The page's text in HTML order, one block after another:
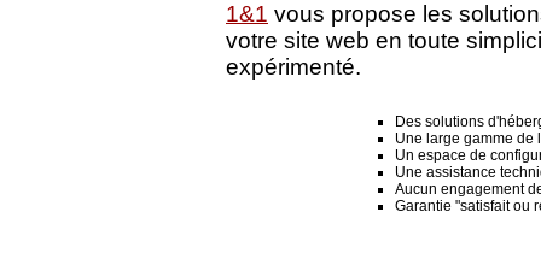
1&1 vous propose les
votre site web en toute
expérimenté.
Des solutions
Une large gamme de
Un espace de
Une assistance
Aucun engagement
Garantie "satisfait ou